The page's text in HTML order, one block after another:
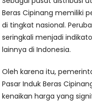
Beras Cipinang memiliki
di tingkat nasional.
seringkali menjadi
lainnya di Indonesia.
Oleh karena itu,
Pasar Induk Beras
kenaikan harga yang